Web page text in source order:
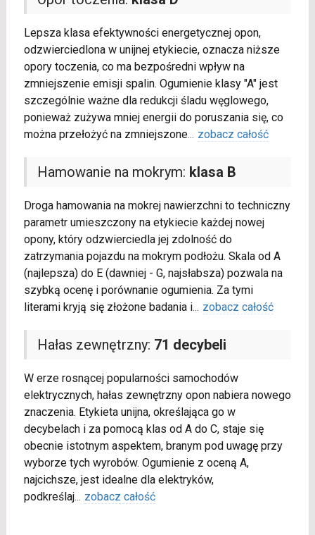
Lepsza klasa efektywności energetycznej opon,
odzwierciedlona w unijnej etykiecie, oznacza niższe
opory toczenia, co ma bezpośredni wpływ na
zmniejszenie emisji spalin. Ogumienie klasy "A" jest
szczególnie ważne dla redukcji śladu węglowego,
ponieważ zużywa mniej energii do poruszania się, co
można przełożyć na zmniejszone... zobacz całość
Hamowanie na mokrym: klasa B
Droga hamowania na mokrej nawierzchni to techniczny
parametr umieszczony na etykiecie każdej nowej
opony, który odzwierciedla jej zdolność do
zatrzymania pojazdu na mokrym podłożu. Skala od A
(najlepsza) do E (dawniej - G, najsłabsza) pozwala na
szybką ocenę i porównanie ogumienia. Za tymi
literami kryją się złożone badania i... zobacz całość
Hałas zewnętrzny: 71 decybeli
W erze rosnącej popularności samochodów
elektrycznych, hałas zewnętrzny opon nabiera nowego
znaczenia. Etykieta unijna, określająca go w
decybelach i za pomocą klas od A do C, staje się
obecnie istotnym aspektem, branym pod uwagę przy
wyborze tych wyrobów. Ogumienie z oceną A,
najcichsze, jest idealne dla elektryków,
podkreślaj... zobacz całość